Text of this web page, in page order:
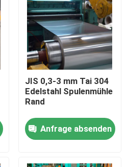
JIS 0,3-3 mm Tai 304
Edelstahl Spulenmühle
Rand
Anfrage absenden